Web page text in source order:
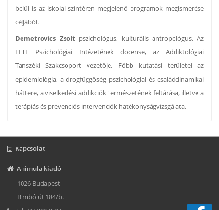
belül is az iskolai színtéren megjelenő programok megismerése
céljából.
Demetrovics Zsoltpszichológus, kulturális antropológus. Az
ELTE Pszichológiai Intézetének docense, az Addiktológiai
Tanszéki Szakcsoport vezetője. Főbb kutatási területei az
epidemiológia, a drogfüggőség pszichológiai és családdinamikai
háttere, a viselkedési addikciók természetének feltárása, illetve a
terápiás és prevenciós intervenciók hatékonyságvizsgálata.
Kapcsolat
Animula kiadó
1026 Budapest
Bimbó út 184/b.